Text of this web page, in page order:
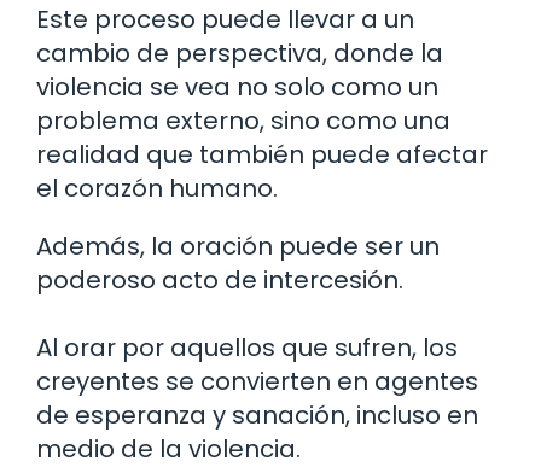
Este proceso puede llevar a un
cambio de perspectiva, donde la
violencia se vea no solo como un
problema externo, sino como una
realidad que también puede afectar
el corazón humano.
Además, la oración puede ser un
poderoso acto de intercesión.
Al orar por aquellos que sufren, los
creyentes se convierten en agentes
de esperanza y sanación, incluso en
medio de la violencia.